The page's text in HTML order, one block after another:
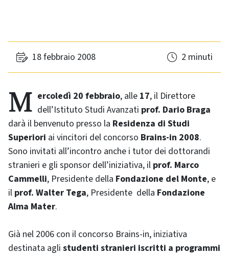
18 febbraio 2008 2 minuti
Mercoledì 20 febbraio, alle 17, il Direttore
dell’Istituto Studi Avanzati prof. Dario Braga
darà il benvenuto presso la Residenza di Studi
Superiori ai vincitori del concorso Brains-in 2008.
Sono invitati all’incontro anche i tutor dei dottorandi
stranieri e gli sponsor dell’iniziativa, il prof. Marco
Cammelli, Presidente della Fondazione del Monte, e
il prof. Walter Tega, Presidente della Fondazione
Alma Mater.
Già nel 2006 con il concorso Brains-in, iniziativa
destinata agli studenti stranieri iscritti a programmi